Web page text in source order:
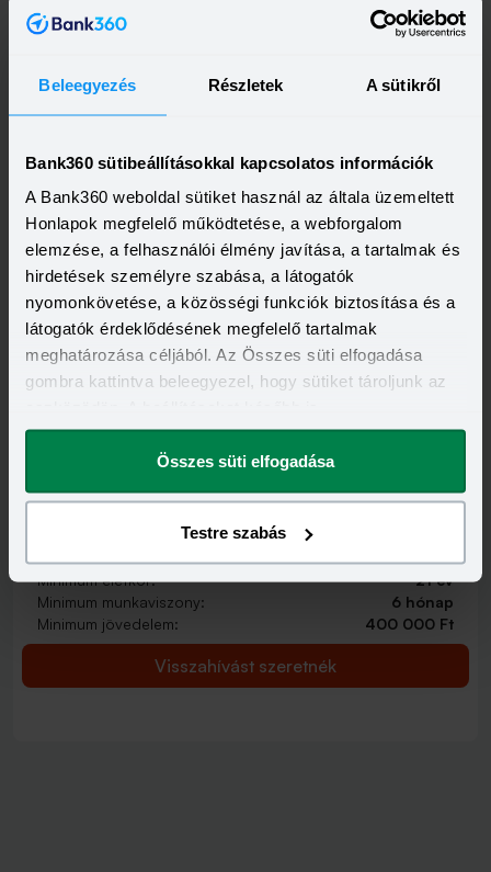
Beleegyezés Részletek A sütikről
Bank360 sütibeállításokkal kapcsolatos információk
A Bank360 weboldal sütiket használ az általa üzemeltett
Honlapok megfelelő működtetése, a webforgalom
elemzése, a felhasználói élmény javítása, a tartalmak és
hirdetések személyre szabása, a látogatók
nyomonkövetése, a közösségi funkciók biztosítása és a
látogatók érdeklődésének megfelelő tartalmak
meghatározása céljából. Az Összes süti elfogadása
gombra kattintva beleegyezel, hogy sütiket tároljunk az
megváltoztathatod.
Összes süti elfogadása
Testre szabás
500 000 - 15 000 000 Ft
13,20 - 21,10% 10,99 - 18,49%
KEDVEZMÉNY FELTÉTELEI
Minimum életkor:
21 év
Minimum munkaviszony:
Minimum jövedelem:
Visszahívást szeretnék
OTP Otthon Személyi Kölcsön
2 000 000 - 15 000 000 Ft
12,70 - 14,99% 9,99 - 13,49%
Minimum életkor:
21 év
Minimum munkaviszony:
6 hónap
Minimum jövedelem:
400 000 Ft
Visszahívást szeretnék